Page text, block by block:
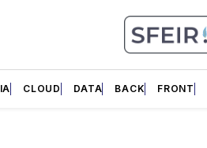
IA CLOUD DATA BACK FRONT